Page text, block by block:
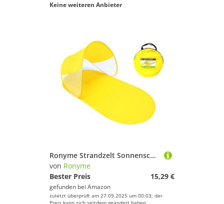
Keine weiteren Anbieter
Ronyme Strandzelt Sonnenschutz kleines Zelt für Gesichtskopf -Strandschutz zum Campen, Gelb
von Ronyme
Bester Preis
15,29 €
gefunden bei Amazon
zuletzt überprüft am 27.09.2025 um 00:03; der
Preis kann sich seitdem geändert haben.